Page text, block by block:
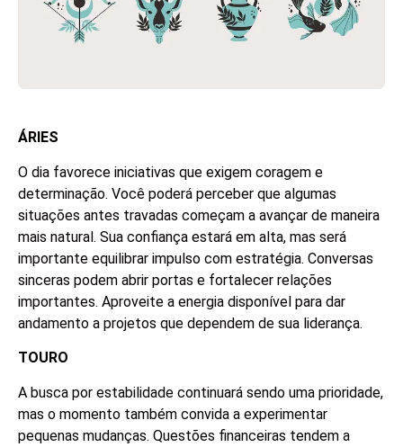
ÁRIES
O dia favorece iniciativas que exigem coragem e
determinação. Você poderá perceber que algumas
situações antes travadas começam a avançar de maneira
mais natural. Sua confiança estará em alta, mas será
importante equilibrar impulso com estratégia. Conversas
sinceras podem abrir portas e fortalecer relações
importantes. Aproveite a energia disponível para dar
andamento a projetos que dependem de sua liderança.
TOURO
A busca por estabilidade continuará sendo uma prioridade,
mas o momento também convida a experimentar
pequenas mudanças. Questões financeiras tendem a